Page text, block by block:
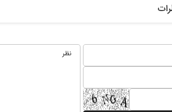
رضا سپهوند - سخنگوی کمیسیون انرژی مجلس